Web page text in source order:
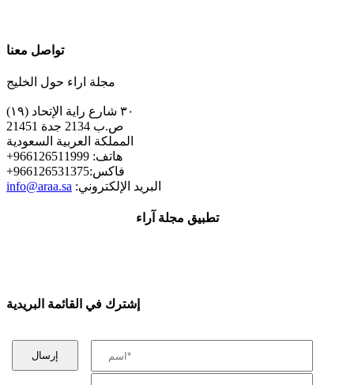
تواصل معنا
مجلة اراء حول الخليج
٣٠ شارع راية الإتحاد (١٩)
ص.ب 2134 جدة 21451
المملكة العربية السعودية
+هاتف: 966126511999
+فاكس:966126531375
info@araa.sa :البريد الإلكتروني
تطبيق مجلة آراء
إشترك في القائمة البريدية